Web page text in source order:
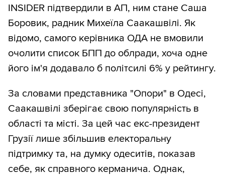
INSIDER підтвердили в АП, ним стане Саша
Боровик, радник Михеїла Саакашвілі. Як
відомо, самого керівника ОДА не вмовили
очолити список БПП до облради, хоча одне
його ім'я додавало б політсилі 6% у рейтингу.
За словами представника "Опори" в Одесі,
Саакашвілі зберігає свою популярність в
області та місті. За цей час екс-президент
Грузії лише збільшив електоральну
підтримку та, на думку одеситів, показав
себе, як справного керманича. Однак,